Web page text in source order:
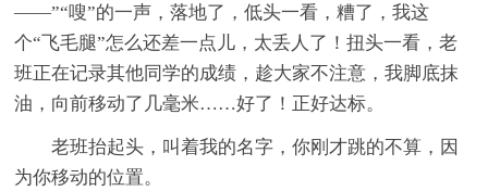
——”“嗖”的一声，落地了，低头一看，糟了，我这
个“飞毛腿”怎么还差一点儿，太丢人了！扭头一看，老
班正在记录其他同学的成绩，趁大家不注意，我脚底抹
油，向前移动了几毫米……好了！正好达标。
老班抬起头，叫着我的名字，你刚才跳的不算，因
为你移动的位置。